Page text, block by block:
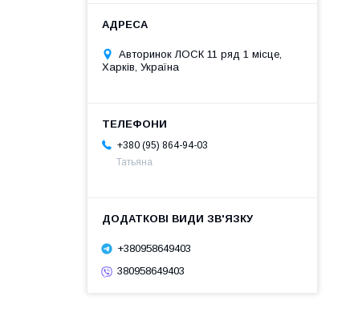
Авторинок ЛОСК 11 ряд 1 місце,
Харків, Україна
+380 (95) 864-94-03
Татьяна
+380958649403
380958649403